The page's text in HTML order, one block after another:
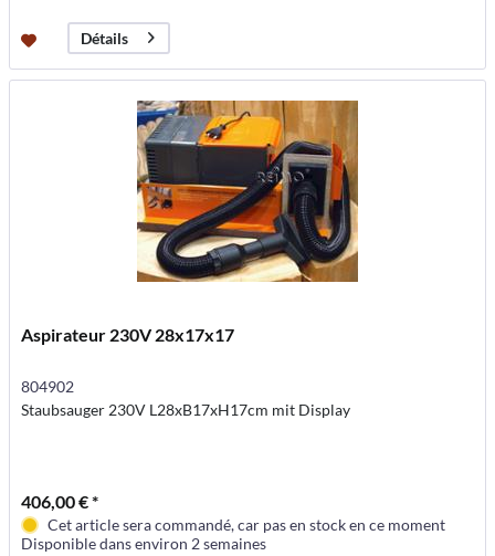
Détails
Aspirateur 230V 28x17x17
804902
Staubsauger 230V L28xB17xH17cm mit Display
406,00 € *
Cet article sera commandé, car pas en stock en ce moment
Disponible dans environ 2 semaines